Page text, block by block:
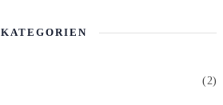
KATEGORIEN
(2)